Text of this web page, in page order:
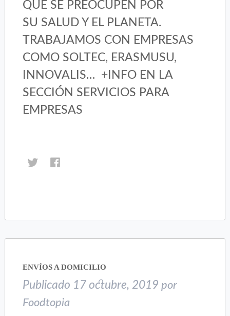
QUE SE PREOCUPEN POR
SU SALUD Y EL PLANETA.
TRABAJAMOS CON EMPRESAS
COMO SOLTEC, ERASMUSU,
INNOVALIS… +INFO EN LA
SECCIÓN SERVICIOS PARA
EMPRESAS
Haz
clic
Twitter
abre
una
ventana
nueva)
Facebook
abre
una
ventana
nueva)
ENVÍOS A DOMICILIO
Publicado 17 octubre, 2019 por
Foodtopia